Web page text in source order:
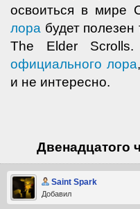
освоиться в мире
лора будет
The Elder
официального лора
и не интересно.
Двенадцатого
Saint Spark
Добавил